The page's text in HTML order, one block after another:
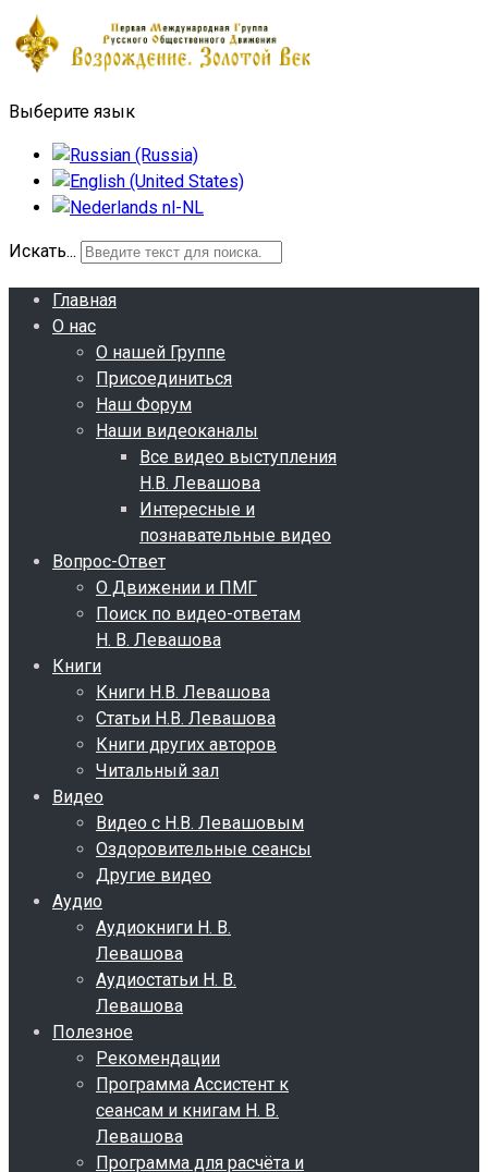
Выберите язык
Искать...
Главная
О нас
О нашей Группе
Присоединиться
Наш Форум
Наши видеоканалы
Все видео выступления
Н.В. Левашова
Интересные и
познавательные видео
Вопрос-Ответ
О Движении и ПМГ
Поиск по видео-ответам
Н. В. Левашова
Книги
Книги Н.В. Левашова
Статьи Н.В. Левашова
Книги других авторов
Читальный зал
Видео
Видео с Н.В. Левашовым
Оздоровительные сеансы
Другие видео
Аудио
Аудиокниги Н. В.
Левашова
Аудиостатьи Н. В.
Левашова
Полезное
Рекомендации
Программа Ассистент к
сеансам и книгам Н. В.
Левашова
Программа для расчёта и